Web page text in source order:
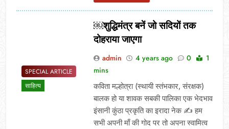
SPECIAL ARTICLE
साहित्य
￼शुद्धिमंत्र बनें जो सदियों तक
दोहराया जाएगा
admin 4 years ago 0
1
mins
कविता मल्होत्रा (स्थायी स्तंभकार, संरक्षक)
बालक हो या शावक सबकी पालिका एक भेदभाव
इंसानी कुंठा प्रकृति का इरादा नेक ✍️ हम
सभी अपनी माँ की गोद पर तो अपना स्वामित्व